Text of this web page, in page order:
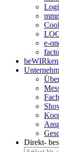
e-
beWIRken
Direkt-